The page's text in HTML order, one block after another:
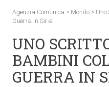
Agenzia Comunica > Mondo > Uno
Guerra In Siria
UNO
BAMBINI
GUERRA IN